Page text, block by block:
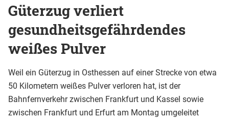
Güterzug verliert
gesundheitsgefährdendes
weißes Pulver
Weil ein Güterzug in Osthessen auf einer Strecke von etwa
50 Kilometern weißes Pulver verloren hat, ist der
Bahnfernverkehr zwischen Frankfurt und Kassel sowie
zwischen Frankfurt und Erfurt am Montag umgeleitet